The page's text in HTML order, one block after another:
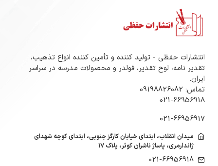
انتشارات حفظی - تولید کننده و تأمین کننده انواع تذهیب،
تقدیر نامه، لوح تقدیر، فولدر و محصولات مدرسه در سراسر
ایران.
تماس: 09198826082
021-66956918
021-66956917
میدان انقلاب، ابتدای خیابان کارگز جنوبی، ابتدای کوچه شهدای
ژاندارمری، پاساژ ناشران کوثر، پلاک ۱۷
021-66956918